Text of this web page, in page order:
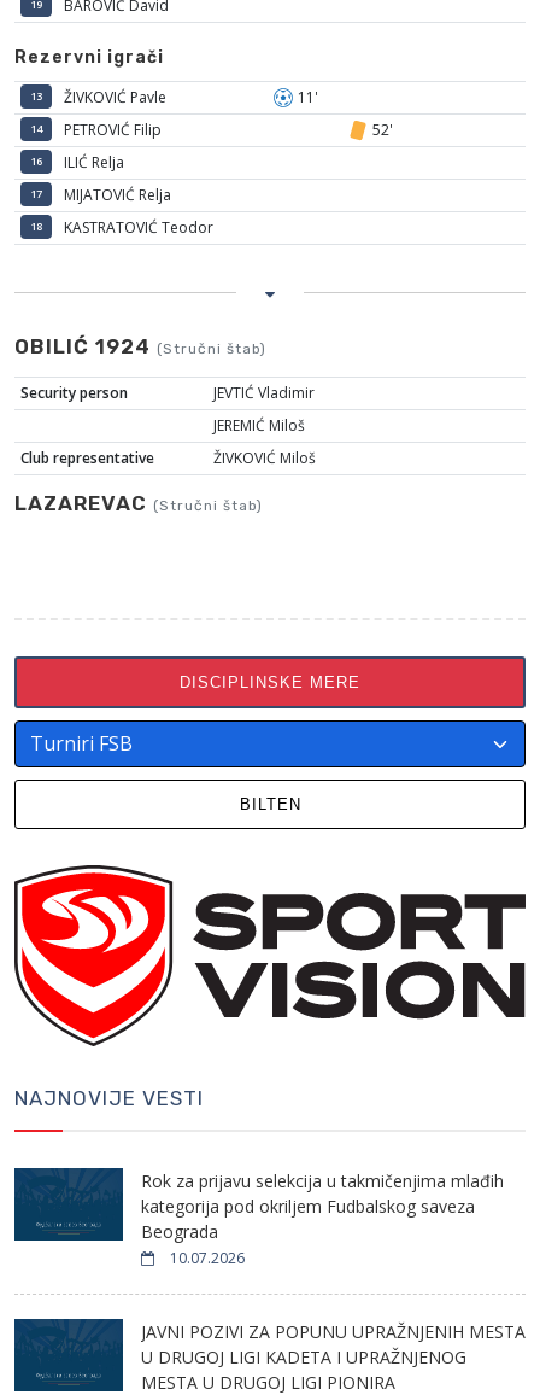
19 BAROVIĆ David
Rezervni igrači
13 ŽIVKOVIĆ Pavle 11'
14 PETROVIĆ Filip 52'
16 ILIĆ Relja
17 MIJATOVIĆ Relja
18 KASTRATOVIĆ Teodor
OBILIĆ 1924 (Stručni štab)
Security person
JEVTIĆ Vladimir
JEREMIĆ Miloš
Club representative
ŽIVKOVIĆ Miloš
LAZAREVAC (Stručni štab)
DISCIPLINSKE MERE
BILTEN
NAJNOVIJE VESTI
Rok za prijavu selekcija u takmičenjima mlađih
kategorija pod okriljem Fudbalskog saveza
Beograda
10.07.2026
JAVNI POZIVI ZA POPUNU UPRAŽNJENIH MESTA
U DRUGOJ LIGI KADETA I UPRAŽNJENOG
MESTA U DRUGOJ LIGI PIONIRA